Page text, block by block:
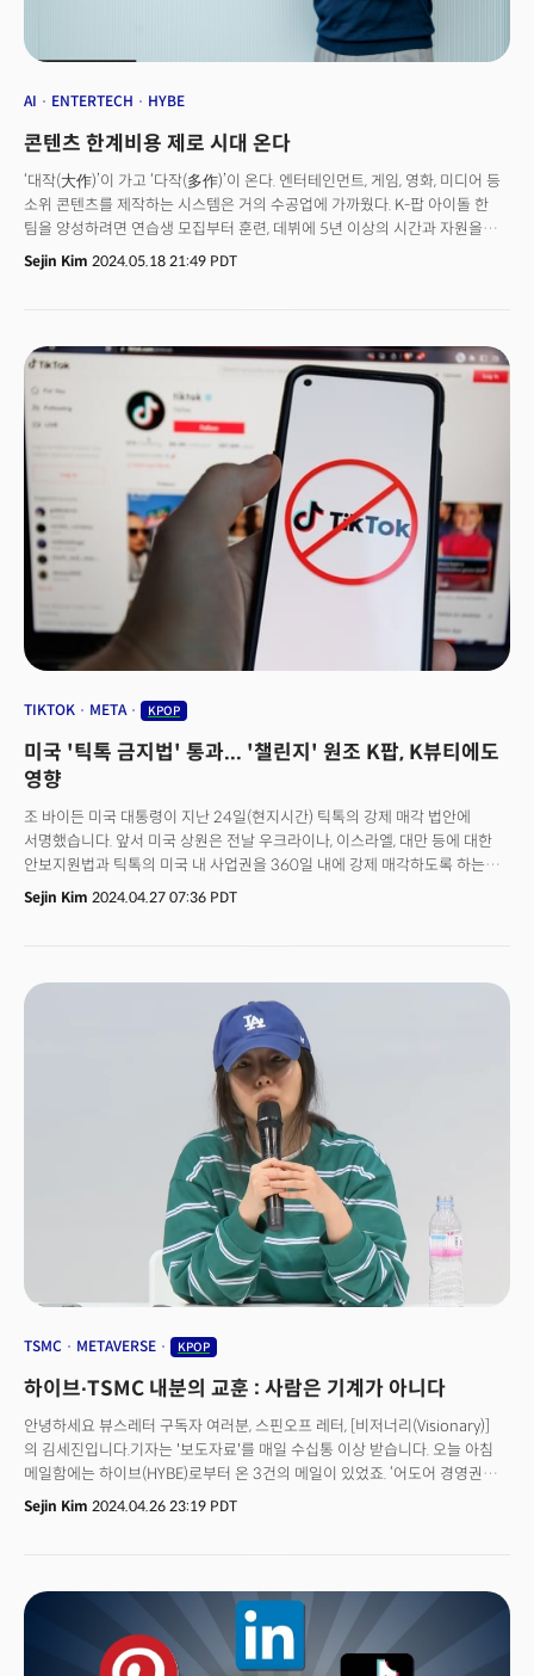
AI ENTERTECH HYBE
콘텐츠 한계비용 제로 시대 온다
‘대작(大作)’이 가고 ‘다작(多作)’이 온다. 엔터테인먼트, 게임, 영화, 미디어 등
소위 콘텐츠를 제작하는 시스템은 거의 수공업에 가까웠다. K-팝 아이돌 한
팀을 양성하려면 연습생 모집부터 훈련, 데뷔에 5년 이상의 시간과 자원을
쏟아부어야 했다. 영화나 드라마, 게임 하나를 제작하는 데도 배우, 감독, 촬영
인원, 개발자, 장소 등 수많은 자원이 짧게는 수개월에서 수년 동안 필요했다.
(Supertone)은 AI 음성변환 서비스 ‘시프트(Shift)’로 이 제작 장벽을 낮추는
대표적인 회사다. 방탄소년단(BTS) 소속사 하이브(HYBE)가 이 수퍼톤의
대주주다. 👉 AI Voices Could Upend Economics of K-Pop
Production하이브는 2021년 수퍼톤에 40억 원을 투자해 18.2%의 처음
지분을 취득한 후, 1월 450억원을 추가 투자해 보유 지분을 56.1%로 늘렸다.
이교구 수퍼톤 대표(CEO)는 더밀크와의 인터뷰에서 “지금도 정체성을
드러내지 않는 유튜버가 있지 않나”면서 “(시프트로) 다양한 역할을 몰입감
있게 전달할 수 있다”고 전했다. 이교구 대표는 1996년 서울대학교
전기공학부 학부를 거쳐 뉴욕대학교에서 음악기술 석사학위를,
스탠퍼드대에서 전기공학 석사 및 컴퓨터음악∙음향학 박사학위를 취득했다.
2009년 서울대학교 교수 부임 후 음성과 음악에 기계학습과 오디오
신호처리를 활용하는 연구를 수행하며 2020년 3월 수퍼톤을 창업했다.
Sejin Kim 2024.05.18 21:49 PDT
TIKTOK META KPOP
미국 '틱톡 금지법' 통과... '챌린지' 원조 K팝, K뷰티에도
영향
조 바이든 미국 대통령이 지난 24일(현지시간) 틱톡의 강제 매각 법안에
서명했습니다. 앞서 미국 상원은 전날 우크라이나, 이스라엘, 대만 등에 대한
안보지원법과 틱톡의 미국 내 사업권을 360일 내에 강제 매각하도록 하는
법안을 가결 처리했고 바이든 대통령은 법안이 도착하자 마자 서명한
것입니다. 속전속결이었습니다. 민주당, 공화당이 합의한 '초당적' 법안이었기
19일까지 틱톡의 미국 사업권을 매각하거나 미국 내 서비스를 중단해야 할
운명에 처해진 것입니다. 그렇게 하지 않으면 미국 내 서비스가 금지됩니다.
매각에 진전이 있다면 대통령이 1회에 한해 매각 시한을 90일간 연장할 수
있도록 하는 조항이 포함돼 있어 최대 360일 내에 매각해야 합니다. 추쇼우즈
틱톡 CEO는 "우리는 어디로도 가지 않을 것이다. 팩트와 헌법은 우리편이고,
우리는 다시 승리할 것”이라고 말했습니다. 강제매각법의 위헌성을 따지는
소송을 전개할 것으로 예상됩니다. 틱톡이 소송을 제기하는 동안에는
서비스가 중단되지 않을 수 있습니다. 하지만 틱톡 금지법이 미국 정부
(백악관)과 민주, 공화당의 초당적 법이란 점에서 틱톡의 항소 승소가 쉽지
않아 미국내 틱톡 사업 금지는 시간 문제라는 시각입니다. 틱톡은 사업권을
매각하느니 미국내 사업을 종료하겠다는 입장입니다. 틱톡 성공의 비밀로
꼽히는 '알고리즘 데이터'를 미국 기업에 넘기느니 미국 내 틱톡 서비스를
종료하기로한 내부 방침을 정한 것입니다 .바이트댄스는 틱톡의 동영상 추천
알고리즘 관련 특허를 보유하고 있습니다.확실한 것은 미국에서 우리가 알던
남의 나라 얘기는 아닙니다. 한국에도 큰 영향을 주게 됩니다. 왜 일까요?
Sejin Kim 2024.04.27 07:36 PDT
TSMC METAVERSE KPOP
하이브∙TSMC 내분의 교훈 : 사람은 기계가 아니다
안녕하세요 뷰스레터 구독자 여러분, 스핀오프 레터, [비저너리(Visionary)]
의 김세진입니다.기자는 '보도자료'를 매일 수십통 이상 받습니다. 오늘 아침
메일함에는 하이브(HYBE)로부터 온 3건의 메일이 있었죠. ‘어도어 경영권
탈취 시도에 대한 중간 감사결과 발표’ 등 하이브와 하이브 산하 레이블
(계열사) 어도어 간의 이야기였습니다. 방시혁 의장, 박지원 CEO로 대표되는
나를 찍어 누르기 위한 프레임”이라고 주장하고 있습니다.👉 [주요
기사] 생성AI 스타트업, 톰의 구조조정과 피봇이 의미하는 것자본 시장
측면에서 보면 투자자와 창업자 간 관계와 유사합니다. 하이브는 리스크를
지고 걸그룹 '뉴진스' 제작에 160억원의 자본을 투자했습니다. 민희진 대표는
Sejin Kim 2024.04.26 23:19 PDT